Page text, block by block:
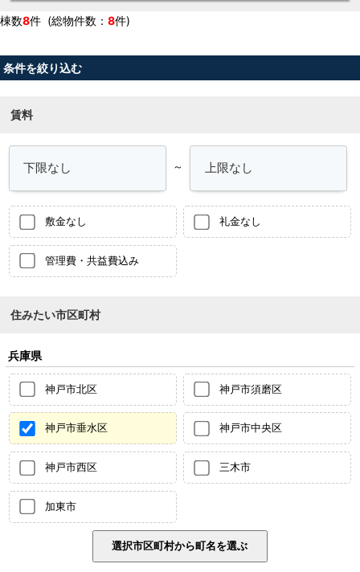
棟数8件 (総物件数： 8件)
条件を絞り込む
賃料
～
敷金なし 礼金なし
管理費・共益費込み
住みたい市区町村
兵庫県
神戸市北区 神戸市須磨区
神戸市垂水区 神戸市中央区
神戸市西区 三木市
加東市